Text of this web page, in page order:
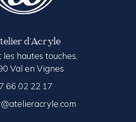
d’Acryle
les hautes touches,
Val en Vignes
66 02 22 17